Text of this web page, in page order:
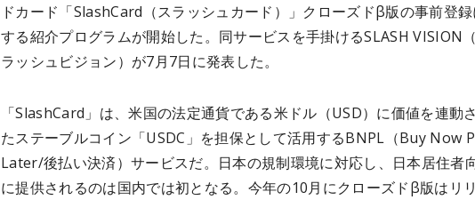
ドカード「SlashCard（スラッシュカード）」クローズドβ版の事前登
する紹介プログラムが開始した。同サービスを手掛けるSLASH VISION
ラッシュビジョン）が7月7日に発表した。
「SlashCard」は、米国の法定通貨である米ドル（USD）に価値を連動
たステーブルコイン「USDC」を担保として活用するBNPL（Buy Now
Later/後払い決済）サービスだ。日本の規制環境に対応し、日本居住者
に提供されるのは国内では初となる。今年の10月にクローズドβ版はリ